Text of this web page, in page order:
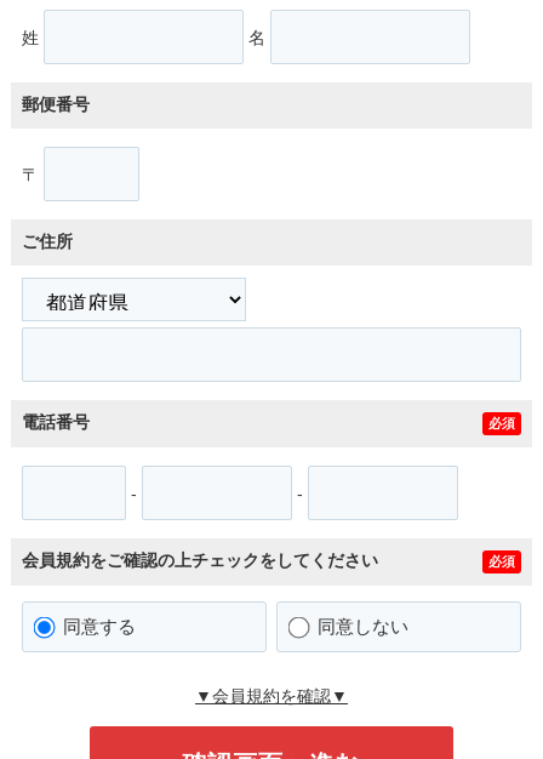
姓 名
郵便番号
〒
ご住所
電話番号 必須
- -
会員規約をご確認の上チェックをしてください 必須
同意する 同意しない
▼会員規約を確認▼